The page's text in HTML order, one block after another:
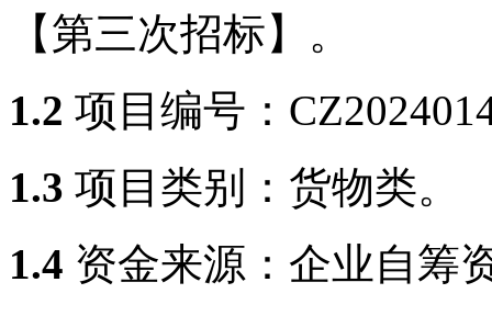
【第三次招标】。
1.2 项目 编号：
1.3 项目类别： 货物类。
1.4 资金来源：企业自筹